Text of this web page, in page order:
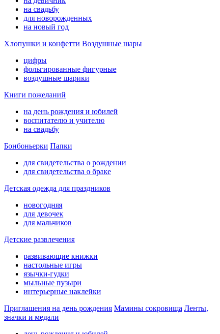
на свадьбу
для новорожденных
на новый год
Хлопушки и конфетти Воздушные шары
цифры
фольгированные фигурные
воздушные шарики
Книги пожеланий
на день рождения и юбилей
воспитателю и учителю
на свадьбу
Бонбоньерки Папки
для свидетельства о рождении
для свидетельства о браке
Детская одежда для праздников
новогодняя
для девочек
для мальчиков
Детские развлечения
развивающие книжки
настольные игры
язычки-гудки
мыльные пузыри
интерьерные наклейки
Приглашения на день рождения Мамины сокровища Ленты,
значки и медали